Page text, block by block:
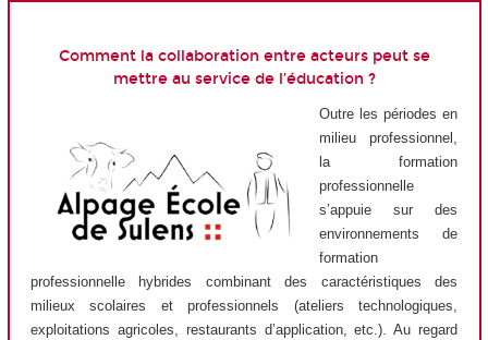
Comment la collaboration entre acteurs peut se
mettre au service de l’éducation ?
Outre les périodes en
milieu professionnel,
la formation
professionnelle
s’appuie sur des
environnements de
formation
professionnelle hybrides combinant des caractéristiques des
milieux scolaires et professionnels (ateliers technologiques,
exploitations agricoles, restaurants d’application, etc.). Au regard